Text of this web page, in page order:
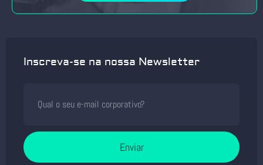
Inscreva-se na nossa Newsletter
Enviar